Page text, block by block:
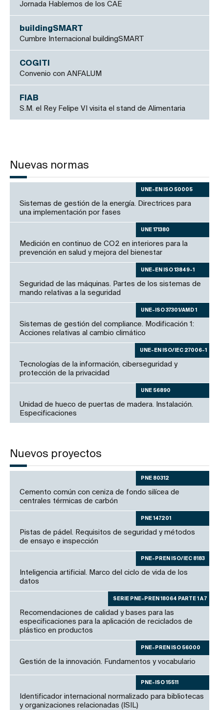
Jornada Hablemos de los CAE
buildingSMART
Cumbre Internacional buildingSMART
COGITI
Convenio con ANFALUM
FIAB
S.M. el Rey Felipe VI visita el stand de Alimentaria
Nuevas normas
UNE-EN ISO 50005
Sistemas de gestión de la energía. Directrices para
una implementación por fases
UNE 171380
Medición en continuo de CO2 en interiores para la
prevención en salud y mejora del bienestar
UNE-EN ISO 13849-1
Seguridad de las máquinas. Partes de los sistemas de
mando relativas a la seguridad
UNE-ISO 37301/AMD 1
Sistemas de gestión del compliance. Modificación 1:
Acciones relativas al cambio climático
UNE-EN ISO/IEC 27006-1
Tecnologías de la información, ciberseguridad y
protección de la privacidad
UNE 56890
Unidad de hueco de puertas de madera. Instalación.
Especificaciones
Nuevos proyectos
PNE 80312
Cemento común con ceniza de fondo silícea de
centrales térmicas de carbón
PNE 147201
Pistas de pádel. Requisitos de seguridad y métodos
de ensayo e inspección
PNE-PREN ISO/IEC 8183
Inteligencia artificial. Marco del ciclo de vida de los
datos
SERIE PNE-PREN 18064 PARTE 1 A 7
Recomendaciones de calidad y bases para las
especificaciones para la aplicación de reciclados de
plástico en productos
PNE-PREN ISO 56000
Gestión de la innovación. Fundamentos y vocabulario
PNE-ISO 15511
Identificador internacional normalizado para bibliotecas
y organizaciones relacionadas (ISIL)